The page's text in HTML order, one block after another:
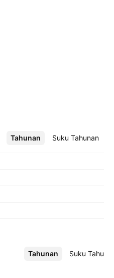
Tahunan Suku Tahunan
Lebih
Tahunan Suku
Lebih